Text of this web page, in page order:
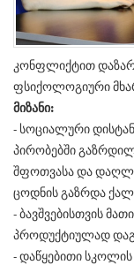
კონფლიქტით
ფსიქოლოგიური
მიზანი:
- სოციალური
პირობებში
შფოთვასა და
ცოდნის გაზრდა
- ბავშვებისთვის
პროდუქტიულად
- დაწყებითი